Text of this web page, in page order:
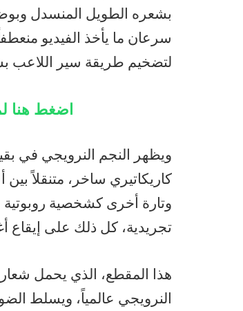
بشعره الطويل المنسدل
سرعان ما يأخذ الفيديو
لتضخيم طريقة سير اللاعب
اضغط هنا
ويظهر النجم النرويجي في
كاريكاتيري ساخر، متنقلاً
وتارة أخرى كشخصية
تجريدية، كل ذلك على إيقاع
هذا المقطع، الذي يحمل
النرويجي عالمياً، ويسلط